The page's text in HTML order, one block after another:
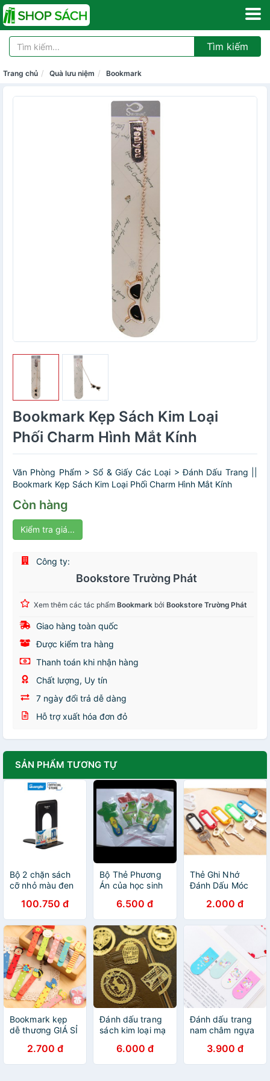
Tìm kiếm
Trang chủ Quà lưu niệm Bookmark
Bookmark Kẹp Sách Kim Loại
Phối Charm Hình Mắt Kính
Văn Phòng Phẩm > Sổ & Giấy Các Loại > Đánh Dấu Trang ||
Bookmark Kẹp Sách Kim Loại Phối Charm Hình Mắt Kính
Còn hàng
Kiểm tra giá...
Công ty:
Bookstore Trường Phát
Xem thêm các tác phẩm Bookmark bởi Bookstore Trường Phát
Giao hàng toàn quốc
Được kiểm tra hàng
Thanh toán khi nhận hàng
Chất lượng, Uy tín
7 ngày đổi trả dễ dàng
Hỗ trợ xuất hóa đơn đỏ
SẢN PHẨM TƯƠNG TỰ
Bộ 2 chặn sách
cỡ nhỏ màu đen
Guangbo
WZ5935SH, SL
100.750 đ
Bộ Thẻ Phương
Án của học sinh
6.500 đ
Thẻ Ghi Nhớ
Đánh Dấu Móc
Đánh Dấu Hành
Lý
2.000 đ
Bookmark kẹp
dễ thương GIÁ SỈ
2.700 đ
Đánh dấu trang
sách kim loại mạ
6.000 đ
Đánh dấu trang
nam châm ngựa
3.900 đ